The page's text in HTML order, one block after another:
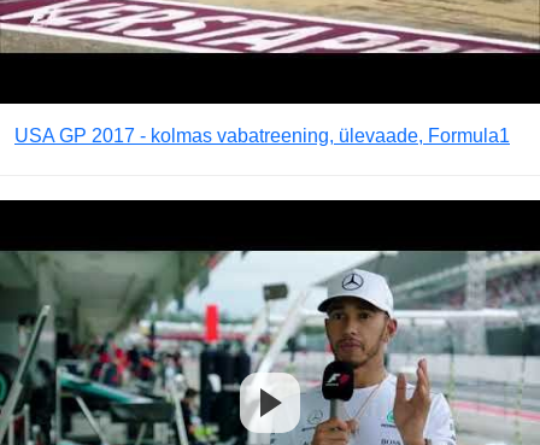
USA GP 2017 - kolmas vabatreening, ülevaade, Formula1